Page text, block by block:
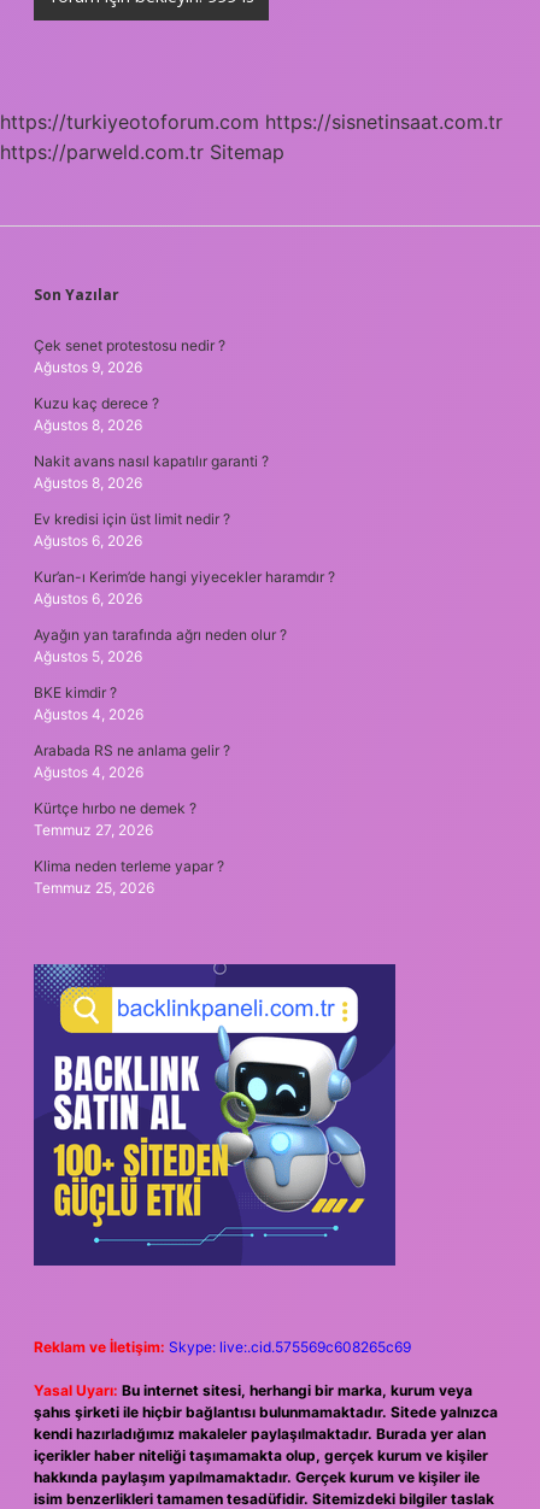
https://turkiyeotoforum.com https://sisnetinsaat.com.tr
https://parweld.com.tr Sitemap
SIDEBAR
Son Yazılar
Çek senet protestosu nedir ?
Ağustos 9, 2026
Kuzu kaç derece ?
Ağustos 8, 2026
Nakit avans nasıl kapatılır garanti ?
Ağustos 8, 2026
Ev kredisi için üst limit nedir ?
Ağustos 6, 2026
Kur’an-ı Kerim’de hangi yiyecekler haramdır ?
Ağustos 6, 2026
Ayağın yan tarafında ağrı neden olur ?
Ağustos 5, 2026
BKE kimdir ?
Ağustos 4, 2026
Arabada RS ne anlama gelir ?
Ağustos 4, 2026
Kürtçe hırbo ne demek ?
Temmuz 27, 2026
Klima neden terleme yapar ?
Temmuz 25, 2026
Reklam ve İletişim: Skype: live:.cid.575569c608265c69
Yasal Uyarı: Bu internet sitesi, herhangi bir marka, kurum veya
şahıs şirketi ile hiçbir bağlantısı bulunmamaktadır. Sitede yalnızca
kendi hazırladığımız makaleler paylaşılmaktadır. Burada yer alan
içerikler haber niteliği taşımamakta olup, gerçek kurum ve kişiler
hakkında paylaşım yapılmamaktadır. Gerçek kurum ve kişiler ile
isim benzerlikleri tamamen tesadüfidir. Sitemizdeki bilgiler taslak